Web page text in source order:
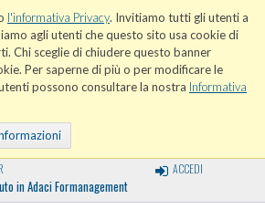
l'informativa Privacy. Invitiamo tutti gli utenti a
agli utenti che questo sito usa cookie di
Chi sceglie di chiudere questo banner
Per saperne di più o per modificare le
possono consultare la nostra Informativa
in Adaci Formanagement
ACCEDI